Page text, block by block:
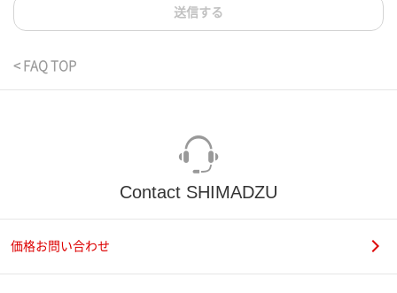
送信する
< FAQ TOP
Contact SHIMADZU
価格お問い合わせ